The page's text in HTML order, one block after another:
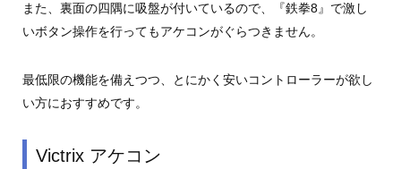
また、裏面の四隅に吸盤が付いているので、『鉄拳8』で激し
いボタン操作を行ってもアケコンがぐらつきません。
最低限の機能を備えつつ、とにかく安いコントローラーが欲し
い方におすすめです。
Victrix アケコン